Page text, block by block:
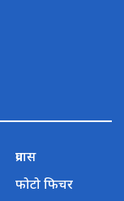
प्रवास
फोटो फिचर